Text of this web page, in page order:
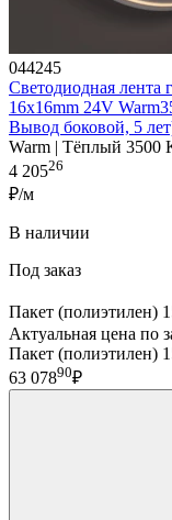
044245
Светодиодная
16x16mm 24V
Вывод боковой, 5
Warm | Тёплый 3500
4 20526
₽/м
В наличии
Под заказ
Пакет (полиэтилен)
Актуальная цена по
Пакет (полиэтилен)
63 07890₽